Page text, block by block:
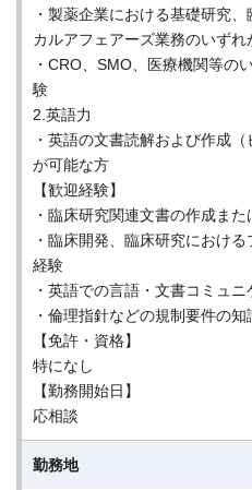
・製薬企業における基礎研究
カルアフェアーズ業務のいずれ
・CRO、SMO、医療機関等の
験
2.英語力
・英語の文書読解および作成
が可能な方
【歓迎経験】
・臨床研究関連文書の作成ま
・臨床開発、臨床研究におけ
経験
・英語での言語・文書コミュ
・倫理指針などの規制要件の知
【免許・資格】
特になし
【勤務開始日】
応相談
勤務地